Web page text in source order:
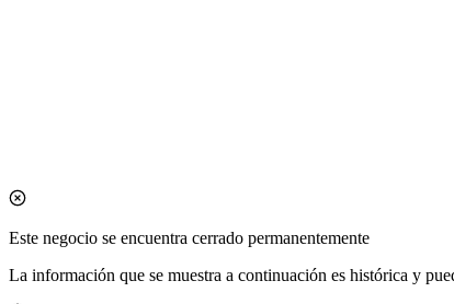
Este negocio se encuentra cerrado permanentemente
La información que se muestra a continuación es histórica y